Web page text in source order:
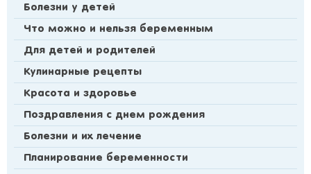
Болезни у детей
Что можно и нельзя беременным
Для детей и родителей
Кулинарные рецепты
Красота и здоровье
Поздравления с днем рождения
Болезни и их лечение
Планирование беременности